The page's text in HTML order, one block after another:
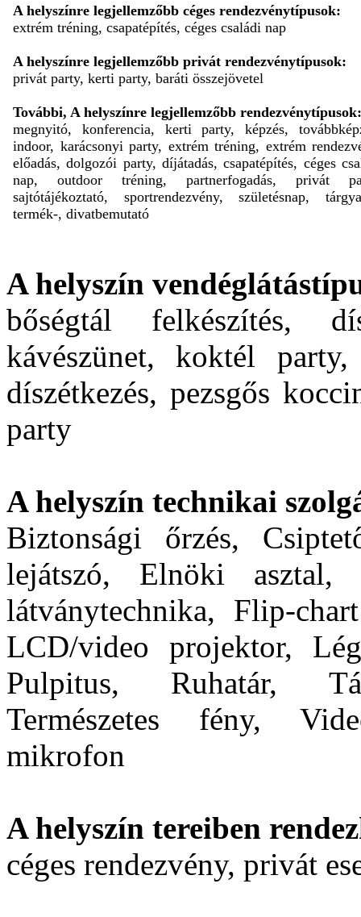
A helyszínre legjellemzőbb céges rendezvénytípusok:
extrém tréning, csapatépítés, céges családi nap
A helyszínre legjellemzőbb privát rendezvénytípusok:
privát party, kerti party, baráti összejövetel
További, A helyszínre legjellemzőbb rendezvénytípusok:
megnyitó, konferencia, kerti party, képzés,
indoor, karácsonyi party, extrém tréning, extrém
előadás, dolgozói party, díjátadás, csapatépítés, céges
nap, outdoor tréning, partnerfogadás, privát
sajtótájékoztató, sportrendezvény, születésnap,
termék-, divatbemutató
A helyszín
bőségtál felkészítés,
kávészünet, koktél party,
díszétkezés, pezsgős
party
A helyszín technikai
Biztonsági őrzés,
lejátszó, Elnöki asztal,
látványtechnika, Flip-
LCD/video projektor,
Pulpitus, Ruhatár,
Természetes fény,
mikrofon
A helyszín tereiben
céges rendezvény, privát